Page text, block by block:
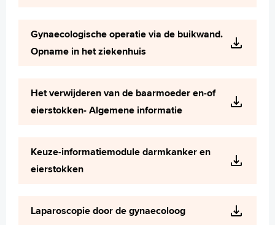
Gynaecologische operatie via de buikwand.
Opname in het ziekenhuis
Het verwijderen van de baarmoeder en-of
eierstokken- Algemene informatie
Keuze-informatiemodule darmkanker en
eierstokken
Laparoscopie door de gynaecoloog